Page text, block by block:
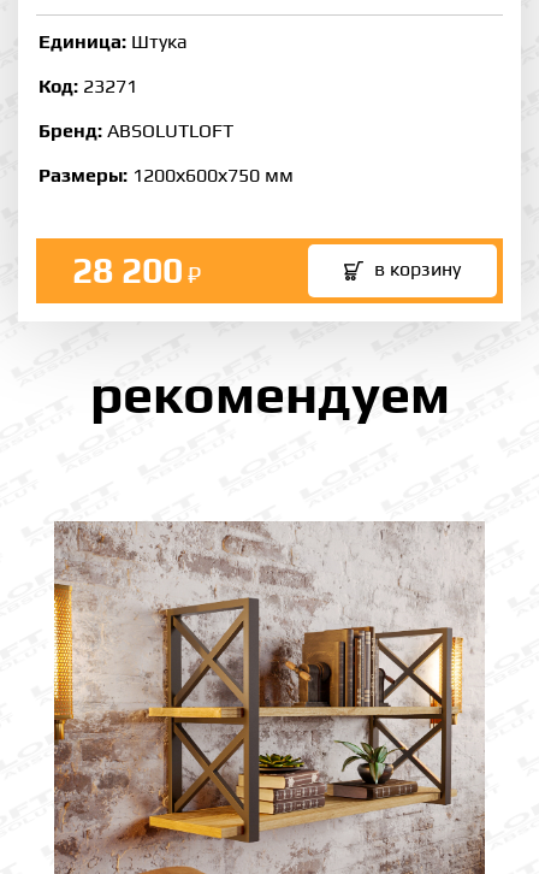
Единица: Штука
Код: 23271
Бренд: ABSOLUTLOFT
Размеры: 1200х600х750 мм
28 200 ₽ в корзину
рекомендуем